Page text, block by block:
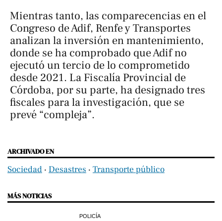
Mientras tanto, las comparecencias en el
Congreso de Adif, Renfe y Transportes
analizan la inversión en mantenimiento,
donde se ha comprobado que Adif no
ejecutó un tercio de lo comprometido
desde 2021. La Fiscalía Provincial de
Córdoba, por su parte, ha designado tres
fiscales para la investigación, que se
prevé “compleja”.
ARCHIVADO EN
Sociedad ‧ Desastres ‧ Transporte público
MÁS NOTICIAS
POLICÍA